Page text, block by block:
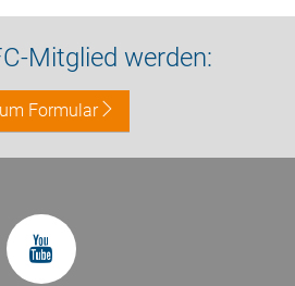
Mitglied werden:
Formular